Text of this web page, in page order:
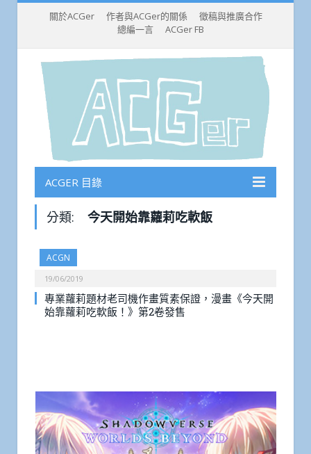
關於ACGer 作者與ACGer的關係
徵稿與推廣合作
總編一言
ACGer FB
ACGER 目錄
分類: 今天開始靠蘿莉吃軟飯
ACGN
19/06/2019
專業蘿莉題材老司機作畫質素保證，漫畫《今天開
始靠蘿莉吃軟飯！》第2卷發售